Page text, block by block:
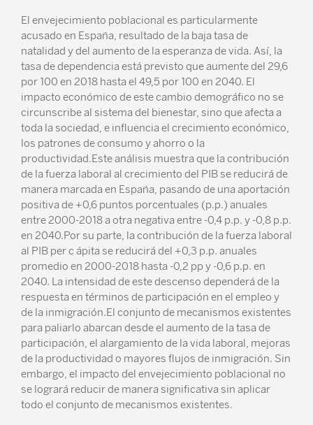
El envejecimiento poblacional es particularmente
acusado en España, resultado de la baja tasa de
natalidad y del aumento de la esperanza de vida. Así, la
tasa de dependencia está previsto que aumente del 29,6
por 100 en 2018 hasta el 49,5 por 100 en 2040. El
impacto económico de este cambio demográfico no se
circunscribe al sistema del bienestar, sino que afecta a
toda la sociedad, e influencia el crecimiento económico,
los patrones de consumo y ahorro o la
productividad.Este análisis muestra que la contribución
de la fuerza laboral al crecimiento del PIB se reducirá de
manera marcada en España, pasando de una aportación
positiva de +0,6 puntos porcentuales (p.p.) anuales
entre 2000-2018 a otra negativa entre -0,4 p.p. y -0,8 p.p.
en 2040.Por su parte, la contribución de la fuerza laboral
al PIB per c ápita se reducirá del +0,3 p.p. anuales
promedio en 2000-2018 hasta -0,2 pp y -0,6 p.p. en
2040. La intensidad de este descenso dependerá de la
respuesta en términos de participación en el empleo y
de la inmigración.El conjunto de mecanismos existentes
para paliarlo abarcan desde el aumento de la tasa de
participación, el alargamiento de la vida laboral, mejoras
de la productividad o mayores flujos de inmigración. Sin
embargo, el impacto del envejecimiento poblacional no
se logrará reducir de manera significativa sin aplicar
todo el conjunto de mecanismos existentes.